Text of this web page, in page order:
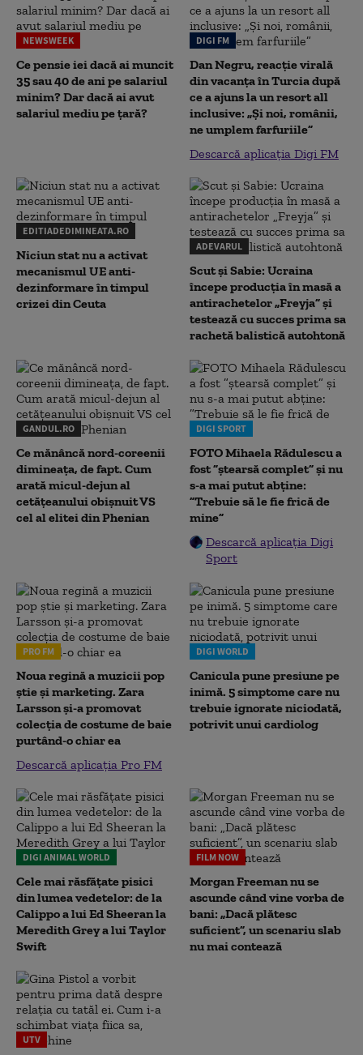
NEWSWEEK
Ce pensie iei dacă ai muncit
35 sau 40 de ani pe salariul
minim? Dar dacă ai avut
salariul mediu pe țară?
DIGI FM
Dan Negru, reacție virală
din vacanța în Turcia după
ce a ajuns la un resort all
inclusive: „Și noi, românii,
ne umplem farfuriile”
Descarcă aplicația Digi FM
EDITIADEDIMINEATA.RO
Niciun stat nu a activat
mecanismul UE anti-
dezinformare în timpul
crizei din Ceuta
ADEVARUL
Scut și Sabie: Ucraina
începe producția în masă a
antirachetelor „Freyja” și
testează cu succes prima sa
rachetă balistică autohtonă
GANDUL.RO
Ce mănâncă nord-coreenii
dimineața, de fapt. Cum
arată micul-dejun al
cetățeanului obișnuit VS
cel al elitei din Phenian
DIGI SPORT
FOTO Mihaela Rădulescu a
fost ”ștearsă complet” și nu
s-a mai putut abține:
”Trebuie să le fie frică de
mine”
Descarcă aplicația Digi
Sport
PRO FM
Noua regină a muzicii pop
știe și marketing. Zara
Larsson și-a promovat
colecția de costume de baie
purtând-o chiar ea
Descarcă aplicația Pro FM
DIGI WORLD
Canicula pune presiune pe
inimă. 5 simptome care nu
trebuie ignorate niciodată,
potrivit unui cardiolog
DIGI ANIMAL WORLD
Cele mai răsfățate pisici
din lumea vedetelor: de la
Calippo a lui Ed Sheeran la
Meredith Grey a lui Taylor
Swift
FILM NOW
Morgan Freeman nu se
ascunde când vine vorba de
bani: „Dacă plătesc
suficient”, un scenariu slab
nu mai contează
UTV